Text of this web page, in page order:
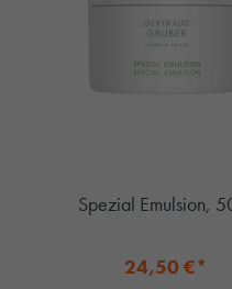
Spezial Emulsion,
24,50 €*